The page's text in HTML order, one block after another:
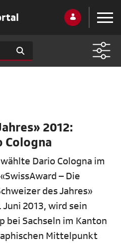
2012:
Cologna
Dario Cologna im
– Die
des Jahres»
Juni 2013, wird sein
bei Sachseln im Kanton
Mittelpunkt